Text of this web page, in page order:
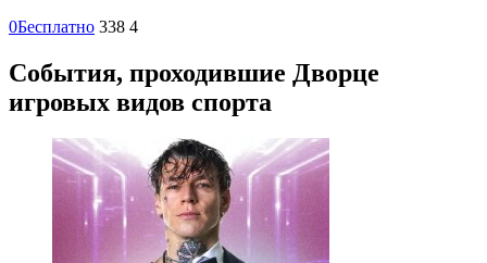
0Бесплатно 338 4
События, проходившие Дворце
игровых видов спорта